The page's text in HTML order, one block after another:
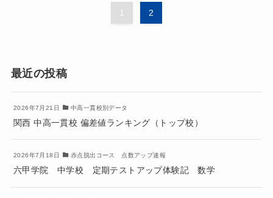
1 2
最近の投稿
2026年7月21日 中高一貫校別データ
関西 中高一貫校 偏差値ランキング（トップ校）
2026年7月18日 赤点脱出コース 点数アップ速報
六甲学院 中学校 定期テストアップ体験記 数学